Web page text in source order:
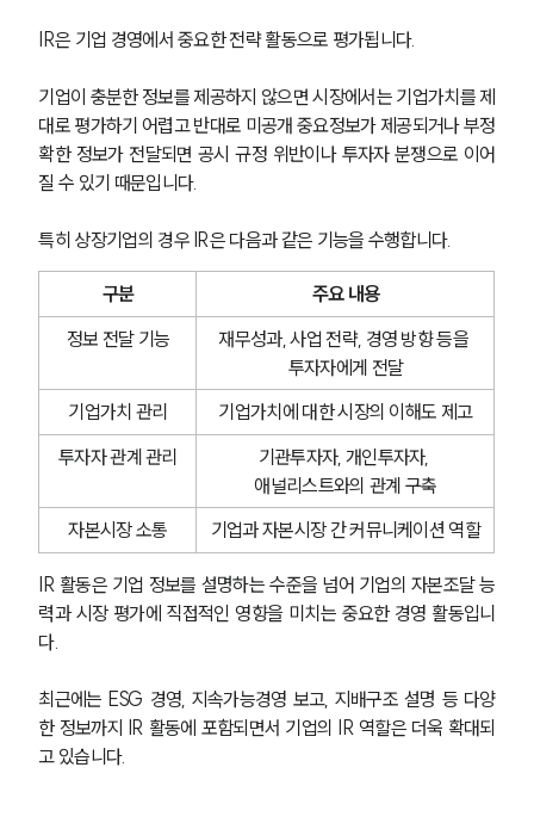
IR은 기업 경영에서 중요한 전략 활동으로 평가됩니다.
기업이 충분한 정보를 제공하지 않으면 시장에서는 기업가치를 제
대로 평가하기 어렵고 반대로 미공개 중요정보가 제공되거나 부정
확한 정보가 전달되면 공시 규정 위반이나 투자자 분쟁으로 이어
질 수 있기 때문입니다.
특히 상장기업의 경우 IR은 다음과 같은 기능을 수행합니다.
구분
주요 내용
정보 전달 기능
재무성과, 사업 전략, 경영 방향 등을
투자자에게 전달
기업가치 관리
기업가치에 대한 시장의 이해도 제고
투자자 관계 관리
기관투자자, 개인투자자,
애널리스트와의 관계 구축
자본시장 소통
기업과 자본시장 간 커뮤니케이션 역할
IR 활동은 기업 정보를 설명하는 수준을 넘어 기업의 자본조달 능
력과 시장 평가에 직접적인 영향을 미치는 중요한 경영 활동입니
다.
최근에는 ESG 경영, 지속가능경영 보고, 지배구조 설명 등 다양
한 정보까지 IR 활동에 포함되면서 기업의 IR 역할은 더욱 확대되
고 있습니다.